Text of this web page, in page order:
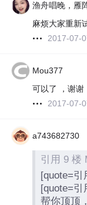
渔舟唱晚，雁
麻烦大家重新
2017-07-
Mou377
可以了 ，谢谢
2017-07-
a743682730
引用 9 楼
[quote=引
[quote=引
帮你顶顶